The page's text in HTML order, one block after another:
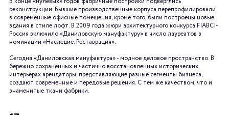
реконструкции. Бывшие производственные корпуса перепрофилировали
в современные офисные помещения, кроме того, были построены новые
здания в стиле лофт. В 2009 года жюри архитектурного конкурса FIABCI-
Россия включило «Даниловскую мануфактуру» в число лауреатов в
номинации «Наследие. Реставрация».
Сегодня «Даниловская мануфактура» - модное деловое пространство. В
бережно сохраненных и частично восстановленных исторических
интерьерах арендаторы, представляющие разные сегменты бизнеса,
создают современные и передовые решения. С тем же качеством, что и
знаменитые ткани фабрики.